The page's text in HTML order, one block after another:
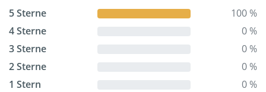
5 Sterne
100 %
4 Sterne
0 %
3 Sterne
0 %
2 Sterne
0 %
1 Stern
0 %